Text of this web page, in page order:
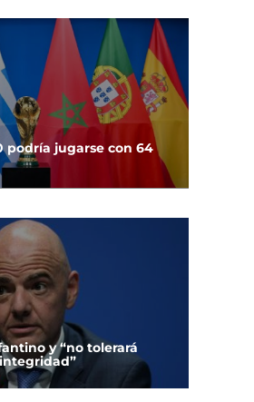
podría jugarse con 64
y “no tolerará